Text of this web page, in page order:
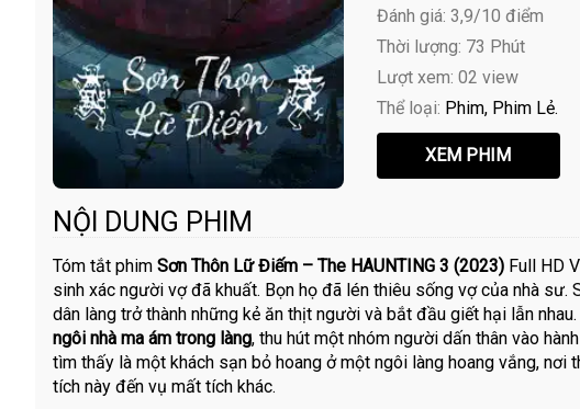
Đánh giá: 3,9/10 điểm
Thời lượng: 73 Phút
Lượt xem: 02 view
Thể loại: Phim Phim Lẻ
NỘI DUNG PHIM
Tóm tắt phim Sơn Thôn Lữ Điếm – The HAUNTING 3 (2023) Full HD
sinh xác người vợ đã khuất. Bọn họ đã lén thiêu sống vợ của nhà sư.
dân làng trở thành những kẻ ăn thịt người và bắt đầu giết hại lẫn
ngôi nhà ma ám trong làng, thu hút một nhóm người dấn thân vào
tìm thấy là một khách sạn bỏ hoang ở một ngôi làng hoang vắng,
tích này đến vụ mất tích khác.